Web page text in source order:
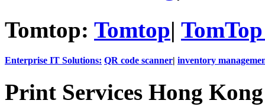
Tomtop: Tomtop|
Enterprise IT Solutions: QR code scanner inventory
Print Services Hong